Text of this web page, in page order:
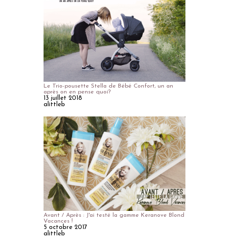
Le Trio-pousette Stella de Bébé Confort, un an
après on en pense quoi?
13 juillet 2018
alittleb
Avant / Après : J'ai testé la gamme Keranove Blond
Vacances !
5 octobre 2017
alittleb